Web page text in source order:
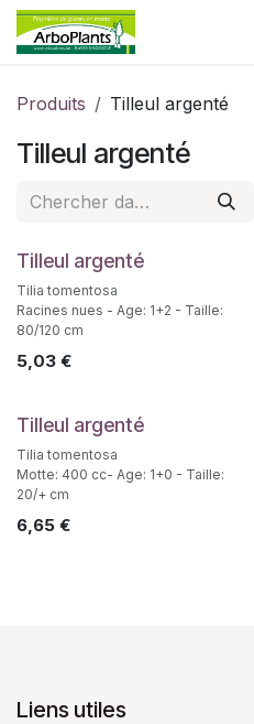
Se rendre au contenu
Produits Tilleul argenté
Tilleul argenté
Tilleul argenté
Tilia tomentosa
Racines nues - Age: 1+2 - Taille:
80/120 cm
5,03 €
Tilleul argenté
Tilia tomentosa
Motte: 400 cc- Age: 1+0 - Taille:
20/+ cm
6,65 €
Liens utiles